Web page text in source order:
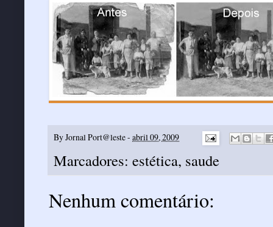
ByJornal Port@leste- abril 09, 2009
Marcadores: estética, saude
Nenhum comentário: